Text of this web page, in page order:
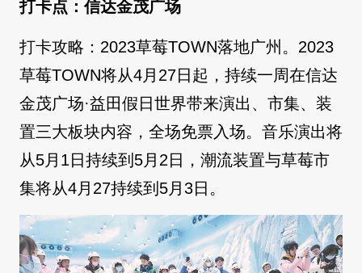
打卡点：信达金茂广场
打卡攻略：2023草莓TOWN落地广州。2023
草莓TOWN将从4月27日起，持续一周在信达
金茂广场·益田假日世界带来演出、市集、装
置三大板块内容，全场免票入场。音乐演出将
从5月1日持续到5月2日，潮流装置与草莓市
集将从4月27持续到5月3日。